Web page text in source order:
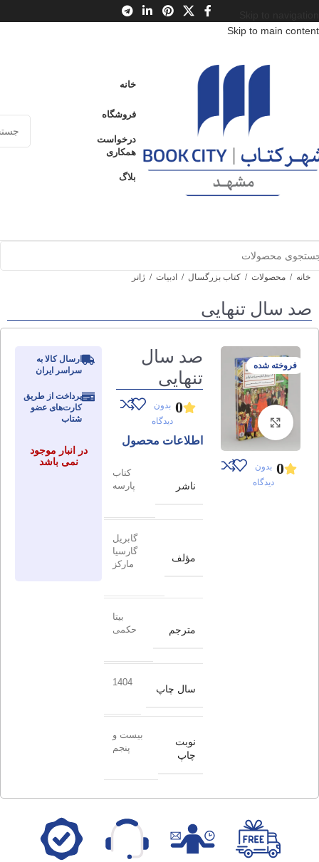
Skip to main content
خانه
فروشگاه
درخواست
همکاری
بلاگ
خانه / محصولات / کتاب بزرگسال / ادبیات / ژانر
صد سال تنهایی
فروخته شده
برای بزرگنمایی کلیک کنید
0 بدون
دیدگاه
صد سال
تنهایی
0 بدون
دیدگاه
اطلاعات محصول
ناشر
کتاب
پارسه
مؤلف
گابریل
گارسیا
مارکز
مترجم
بیتا
حکمی
سال چاپ
1404
نوبت
چاپ
بیست و
پنجم
ارسال کالا به
سراسر ایران
پرداخت از طریق
کارت‌های عضو
شتاب
در انبار موجود
نمی باشد